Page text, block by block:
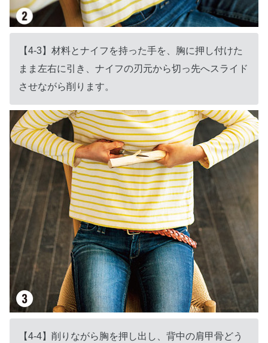
【4-3】材料とナイフを持った手を、胸に押し付けた
まま左右に引き、ナイフの刃元から切っ先へスライド
させながら削ります。
【4-4】削りながら胸を押し出し、背中の肩甲骨どう